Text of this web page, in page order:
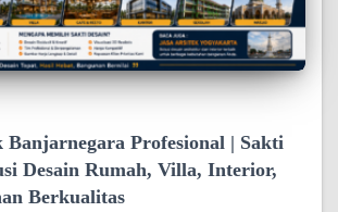
Banjarnegara Profesional | Sakti
Desain Rumah, Villa, Interior,
Berkualitas